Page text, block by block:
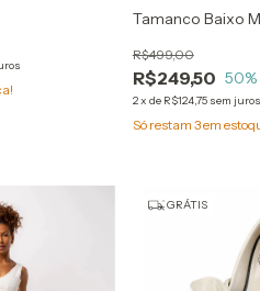
Tamanco Baixo
R$249,50
R$499,00
50
2x de R$124,75 sem juros
Só restam 3em
GRÁTIS